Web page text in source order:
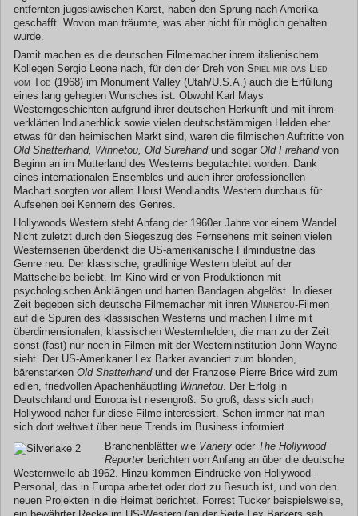
entfernten jugoslawischen Karst, haben den Sprung nach Amerika
geschafft. Wovon man träumte, was aber nicht für möglich gehalten
wurde.
Damit machen es die deutschen Filmemacher ihrem italienischem
Kollegen Sergio Leone nach, für den der Dreh von Spiel mir das Lied
vom Tod (1968) im Monument Valley (Utah/U.S.A.) auch die Erfüllung
eines lang gehegten Wunsches ist. Obwohl Karl Mays
Westerngeschichten aufgrund ihrer deutschen Herkunft und mit ihrem
verklärten Indianerblick sowie vielen deutschstämmigen Helden eher
etwas für den heimischen Markt sind, waren die filmischen Auftritte von
Old Shatterhand, Winnetou, Old Surehandund sogar Old Firehandvon
Beginn an im Mutterland des Westerns begutachtet worden. Dank
eines internationalen Ensembles und auch ihrer professionellen
Machart sorgten vor allem Horst Wendlandts Western durchaus für
Aufsehen bei Kennern des Genres.
Hollywoods Western steht Anfang der 1960er Jahre vor einem Wandel.
Nicht zuletzt durch den Siegeszug des Fernsehens mit seinen vielen
Westernserien überdenkt die US-amerikanische Filmindustrie das
Genre neu. Der klassische, gradlinige Western bleibt auf der
Mattscheibe beliebt. Im Kino wird er von Produktionen mit
psychologischen Anklängen und harten Bandagen abgelöst. In dieser
Zeit begeben sich deutsche Filmemacher mit ihren Winnetou-Filmen
auf die Spuren des klassischen Westerns und machen Filme mit
überdimensionalen, klassischen Westernhelden, die man zu der Zeit
sonst (fast) nur noch in Filmen mit der Westerninstitution John Wayne
sieht. Der US-Amerikaner Lex Barker avanciert zum blonden,
bärenstarken Old Shatterhandund der Franzose Pierre Brice wird zum
edlen, friedvollen Apachenhäuptling Winnetou. Der Erfolg in
Deutschland und Europa ist riesengroß. So groß, dass sich auch
Hollywood näher für diese Filme interessiert. Schon immer hat man
sich dort weltweit über neue Trends im Business informiert.
Branchenblätter wie Variety oder The Hollywood
Reporterberichten von Anfang an über die deutsche
Westernwelle ab 1962. Hinzu kommen Eindrücke von Hollywood-
Personal, das in Europa arbeitet oder dort zu Besuch ist, und von den
neuen Projekten in die Heimat berichtet. Forrest Tucker beispielsweise,